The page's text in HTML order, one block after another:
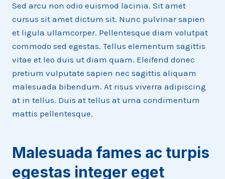
Sed arcu non odio euismod lacinia. Sit amet
cursus sit amet dictum sit. Nunc pulvinar sapien
et ligula ullamcorper. Pellentesque diam volutpat
commodo sed egestas. Tellus elementum sagittis
vitae et leo duis ut diam quam. Eleifend donec
pretium vulputate sapien nec sagittis aliquam
malesuada bibendum. At risus viverra adipiscing
at in tellus. Duis at tellus at urna condimentum
mattis pellentesque.
Malesuada fames ac turpis
egestas integer eget